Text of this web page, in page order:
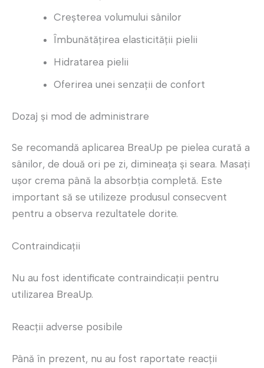
Creșterea volumului sânilor
Îmbunătățirea elasticității pielii
Hidratarea pielii
Oferirea unei senzații de confort
Dozaj și mod de administrare
Se recomandă aplicarea BreaUp pe pielea curată a
sânilor, de două ori pe zi, dimineața și seara. Masați
ușor crema până la absorbția completă. Este
important să se utilizeze produsul consecvent
pentru a observa rezultatele dorite.
Contraindicații
Nu au fost identificate contraindicații pentru
utilizarea BreaUp.
Reacții adverse posibile
Până în prezent, nu au fost raportate reacții